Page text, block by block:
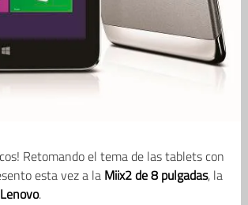
Retomando el tema de las tablets con
esta vez a la Miix2 de 8 pulgadas, la
Lenovo.